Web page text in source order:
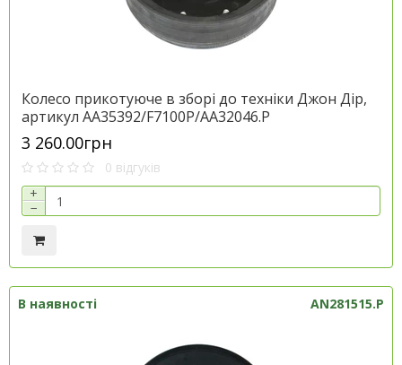
Колесо прикотуюче в зборі до техніки Джон Дір,
артикул AA35392/F7100P/AA32046.P
3 260.00грн
0 відгуків
+
−
В наявності AN281515.P